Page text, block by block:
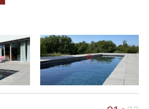
LES CRITÈRES
PARKING PISCINE